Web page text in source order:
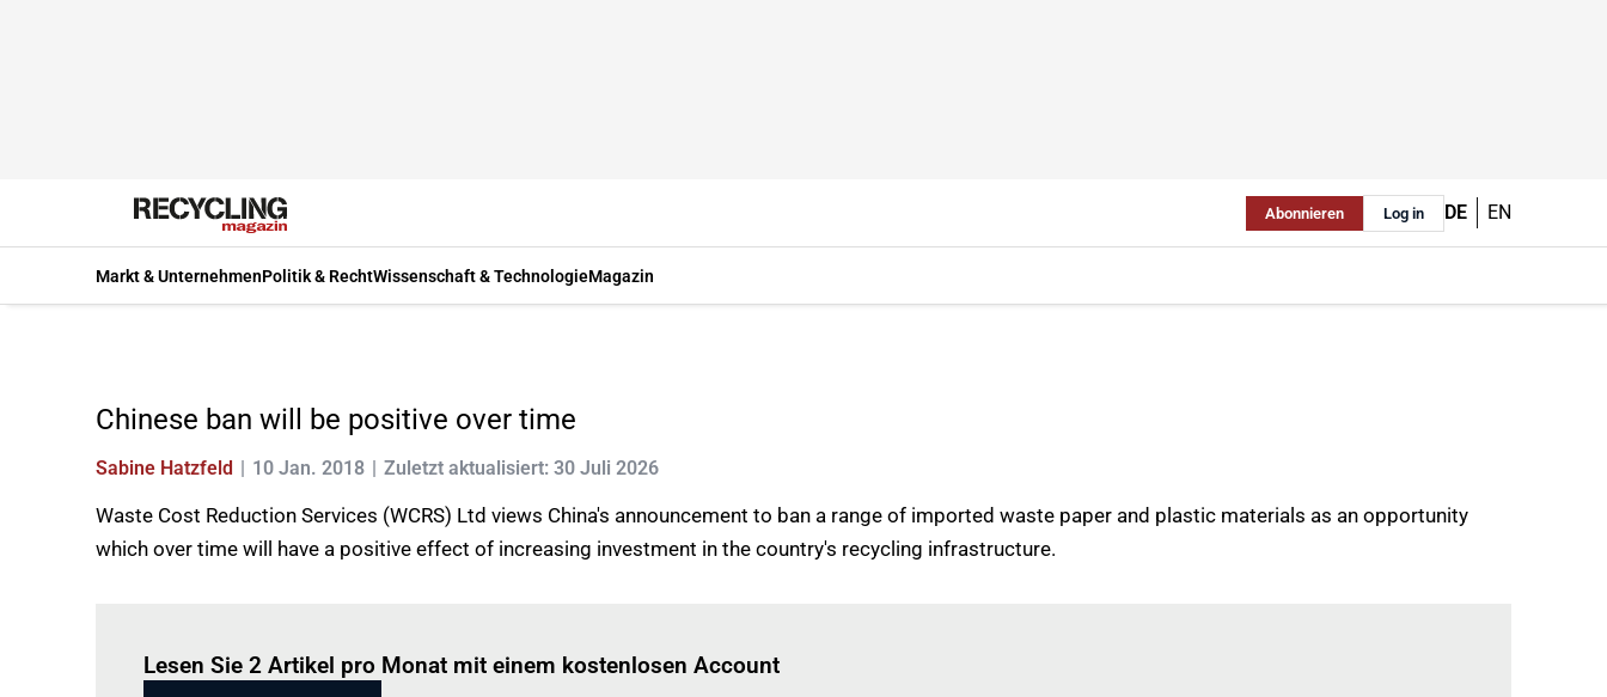
Abonnieren Log in DE EN
Markt & UnternehmenPolitik & RechtWissenschaft & TechnologieMagazin
Chinese ban will be positive over time
Sabine Hatzfeld 10 Jan. 2018 Zuletzt aktualisiert: 30 Juli 2026
Waste Cost Reduction Services (WCRS) Ltd views China's announcement to ban a range of imported waste paper and plastic materials as an opportunity
which over time will have a positive effect of increasing investment in the country's recycling infrastructure.
Lesen Sie 2 Artikel pro Monat mit einem kostenlosen Account